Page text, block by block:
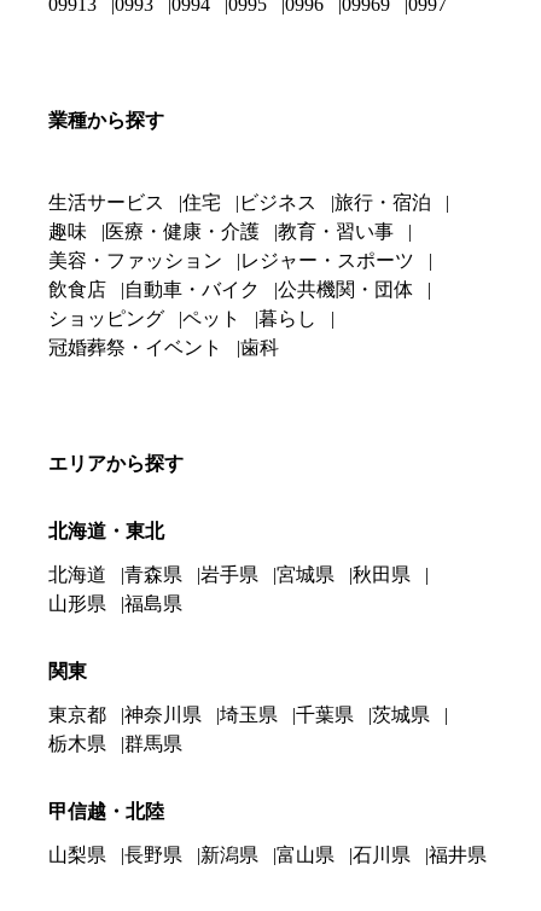
09913
0993 0994 0995 0996 09969 0997
業種から探す
生活サービス 住宅 ビジネス
旅行・宿泊
趣味
医療・健康・介護
教育・習い事
美容・ファッション
レジャー・スポーツ
飲食店
自動車・バイク
公共機関・団体
ショッピング
ペット
暮らし
冠婚葬祭・イベント
歯科
エリアから探す
北海道・東北
北海道 青森県 岩手県 宮城県
秋田県
山形県
福島県
関東
東京都 神奈川県 埼玉県 千葉県
茨城県
栃木県
群馬県
甲信越・北陸
山梨県 長野県 新潟県 富山県 石川県 福井県